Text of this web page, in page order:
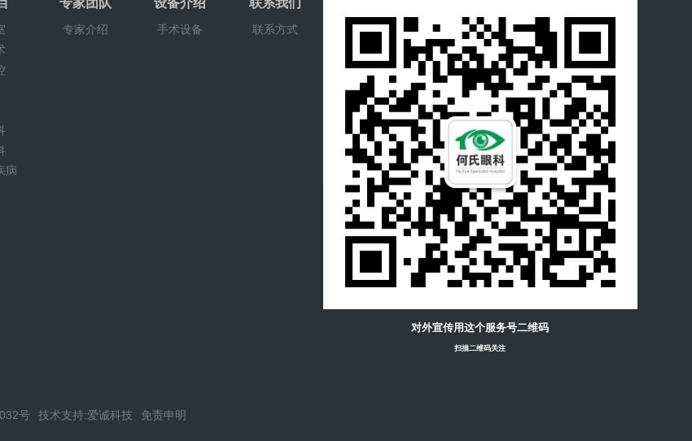
病
专家介绍 手术设备 联系方式
对外宣传用这个服务号二维码
扫描二维码关注
号 技术支持:爱诚科技 免责申明